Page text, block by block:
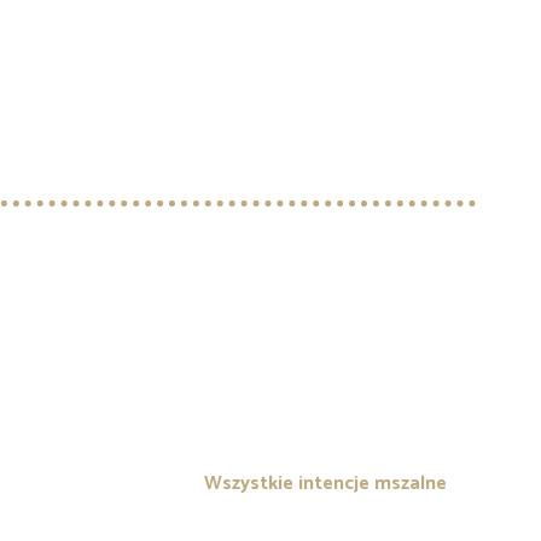
Wszystkie intencje mszalne